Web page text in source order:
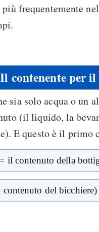
frequentemente
Il contenente per
sia solo acqua o un
(il liquido, la
E questo è il primo
il contenuto della
del bicchiere)